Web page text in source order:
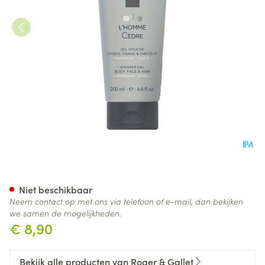
€ 8,90
Niet beschikbaar
Neem contact op met ons via telefoon of e-mail, dan bekijken
we samen de mogelijkheden.
Bekijk alle producten van Roger & Gallet